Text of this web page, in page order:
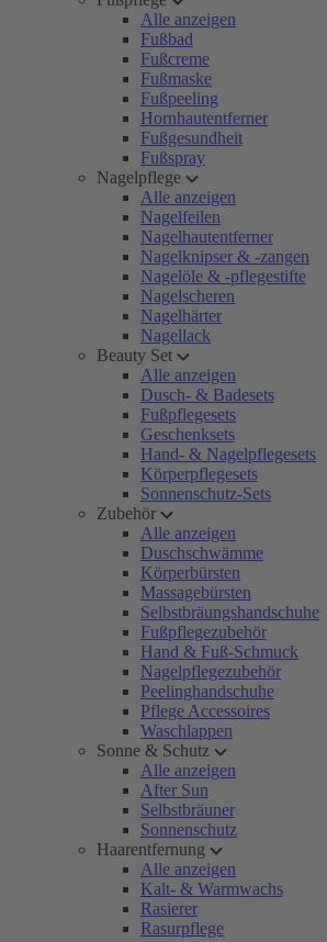
Alle anzeigen
Fußbad
Fußcreme
Fußmaske
Fußpeeling
Hornhautentferner
Fußgesundheit
Fußspray
Nagelpflege
Alle anzeigen
Nagelfeilen
Nagelhautentferner
Nagelknipser & -zangen
Nagelöle & -pflegestifte
Nagelscheren
Nagelhärter
Nagellack
Beauty Set
Alle anzeigen
Dusch- & Badesets
Fußpflegesets
Geschenksets
Hand- & Nagelpflegesets
Körperpflegesets
Sonnenschutz-Sets
Zubehör
Alle anzeigen
Duschschwämme
Körperbürsten
Massagebürsten
Selbstbräungshandschuhe
Fußpflegezubehör
Hand & Fuß-Schmuck
Nagelpflegezubehör
Peelinghandschuhe
Pflege Accessoires
Waschlappen
Sonne & Schutz
Alle anzeigen
After Sun
Selbstbräuner
Sonnenschutz
Haarentfernung
Alle anzeigen
Kalt- & Warmwachs
Rasierer
Rasurpflege